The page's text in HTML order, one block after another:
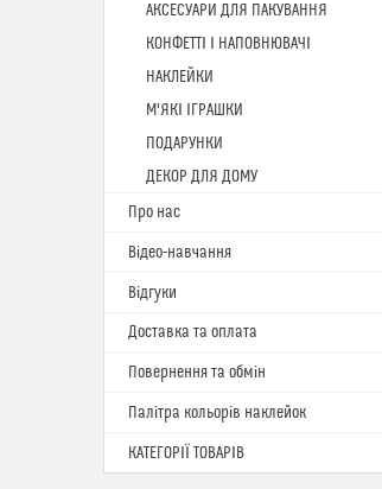
АКСЕСУАРИ ДЛЯ ПАКУВАННЯ
КОНФЕТТІ І НАПОВНЮВАЧІ
НАКЛЕЙКИ
М'ЯКІ ІГРАШКИ
ПОДАРУНКИ
ДЕКОР ДЛЯ ДОМУ
Про нас
Відео-навчання
Відгуки
Доставка та оплата
Повернення та обмін
Палітра кольорів наклейок
КАТЕГОРІЇ ТОВАРІВ